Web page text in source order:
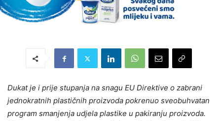
Dukat je i prije stupanja na snagu EU Direktive o zabrani
jednokratnih plastičnih proizvoda pokrenuo sveobuhvatan
program smanjenja udjela plastike u pakiranju proizvoda.